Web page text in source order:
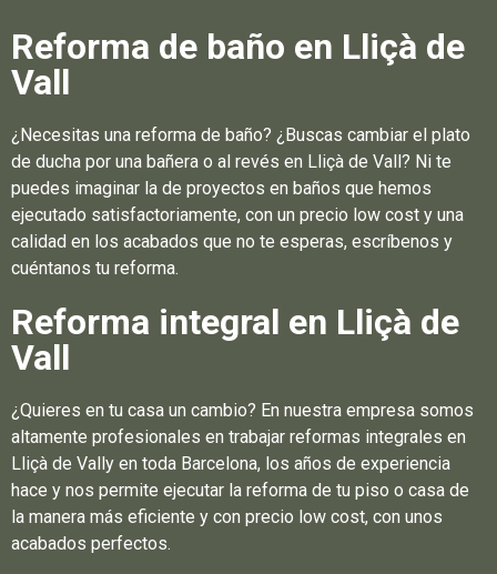
Reforma de baño en Lliçà de
Vall
¿Necesitas una reforma de baño? ¿Buscas cambiar el plato
de ducha por una bañera o al revés en Lliçà de Vall? Ni te
puedes imaginar la de proyectos en baños que hemos
ejecutado satisfactoriamente, con un precio low cost y una
calidad en los acabados que no te esperas, escríbenos y
cuéntanos tu reforma.
Reforma integral en Lliçà de
Vall
¿Quieres en tu casa un cambio? En nuestra empresa somos
altamente profesionales en trabajar reformas integrales en
Lliçà de Vally en toda Barcelona, los años de experiencia
hace y nos permite ejecutar la reforma de tu piso o casa de
la manera más eficiente y con precio low cost, con unos
acabados perfectos.